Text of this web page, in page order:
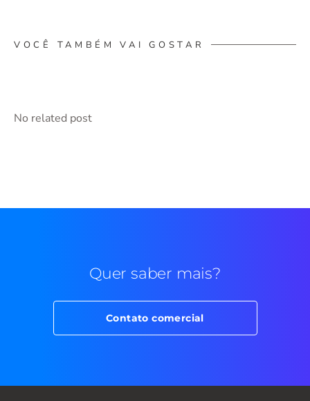
VOCÊ TAMBÉM VAI GOSTAR
No related post
Quer saber mais?
Contato comercial